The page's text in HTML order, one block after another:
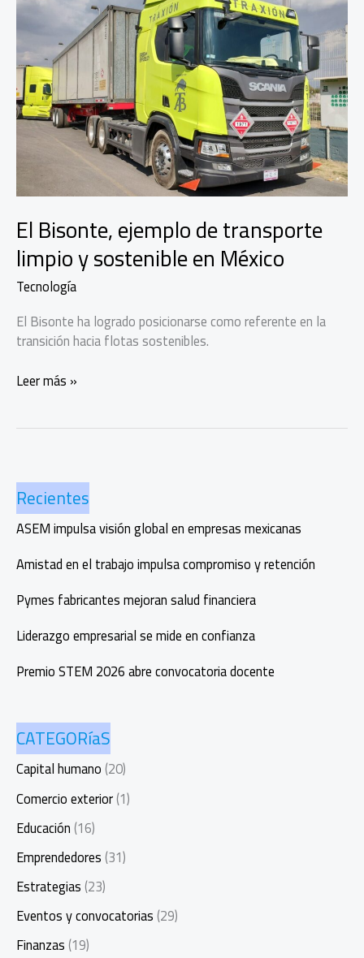
El Bisonte, ejemplo de transporte
limpio y sostenible en México
Tecnología
El Bisonte ha logrado posicionarse como referente en la
transición hacia flotas sostenibles.
El
limpio
y
sostenible
en
México
Leer más »
Recientes
ASEM impulsa visión global en empresas mexicanas
Amistad en el trabajo impulsa compromiso y retención
Pymes fabricantes mejoran salud financiera
Liderazgo empresarial se mide en confianza
Premio STEM 2026 abre convocatoria docente
CATEGORíaS
Capital humano(20)
Comercio exterior(1)
Educación(16)
Emprendedores(31)
Estrategias(23)
Eventos y convocatorias(29)
Finanzas(19)